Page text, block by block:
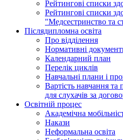
Рейтингові списки
Рейтингові списки
"Медсестринство та
Післядипломна освіта
Про відділення
Нормативні
Календарний план
Перелік циклів
Навчальні плани і
Вартість навчання
для слухачів за
Освітній процес
Академічна
Накази
Неформальна освіта